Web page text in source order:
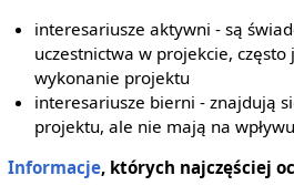
interesariusze aktywni - są
uczestnictwa w projekcie,
wykonanie projektu
interesariusze bierni - znajdują
projektu, ale nie mają na
Informacje, których najczęściej